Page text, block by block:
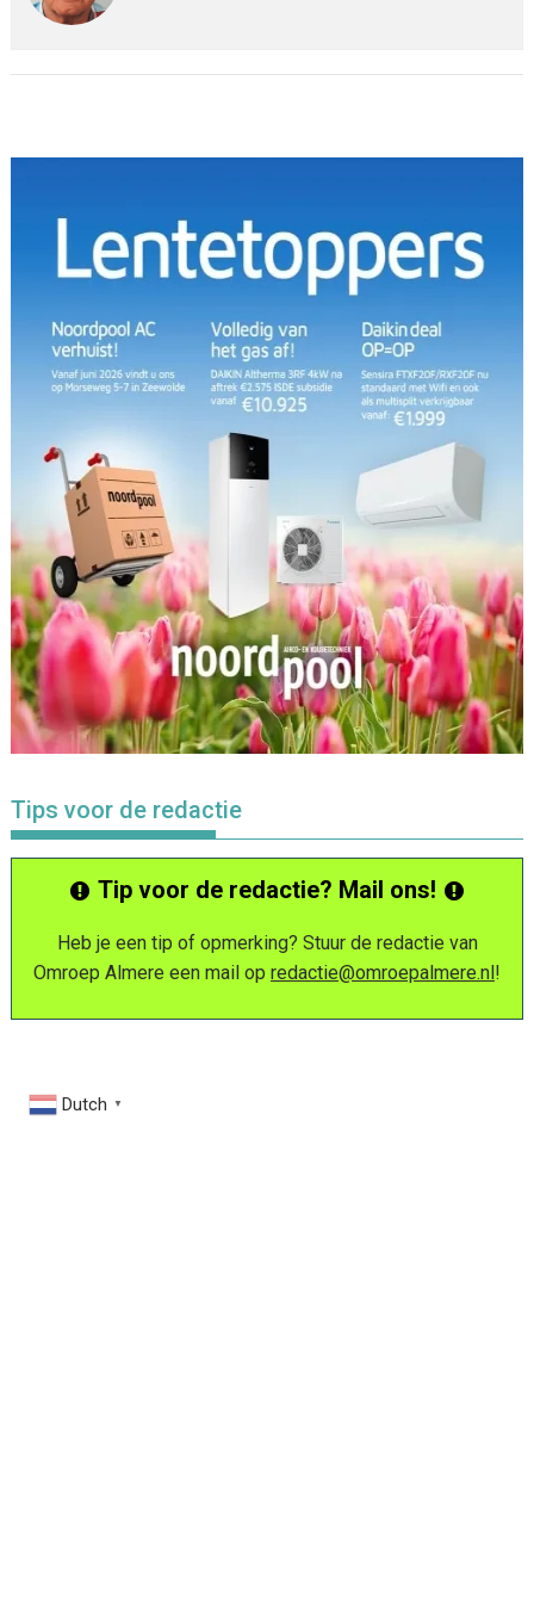
Tips voor de redactie
Tip voor de redactie? Mail ons!
Heb je een tip of opmerking? Stuur de redactie van
Omroep Almere een mail op redactie@omroepalmere.nl!
Dutch ▼